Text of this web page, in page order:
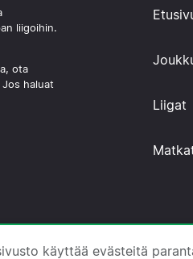
liigoihin.
ota
haluat
Liigat
·Tietoa Meistä·Ota
käyttää evästeitä